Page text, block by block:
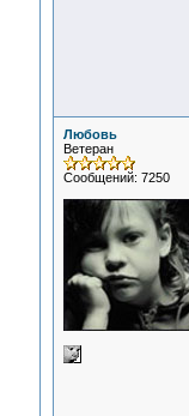
Любовь
Ветеран
Сообщений: 7250